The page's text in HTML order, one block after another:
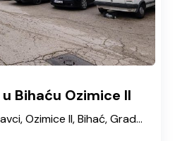
Bihaću Ozimice II
Trg zlatnih ljiljana, Ceravci, Ozimice II, Bihać, Grad Bihać, Unsko-sanska županija, Federacija Bosne i Hercegovine, 77101, Bosna i Hercegovina